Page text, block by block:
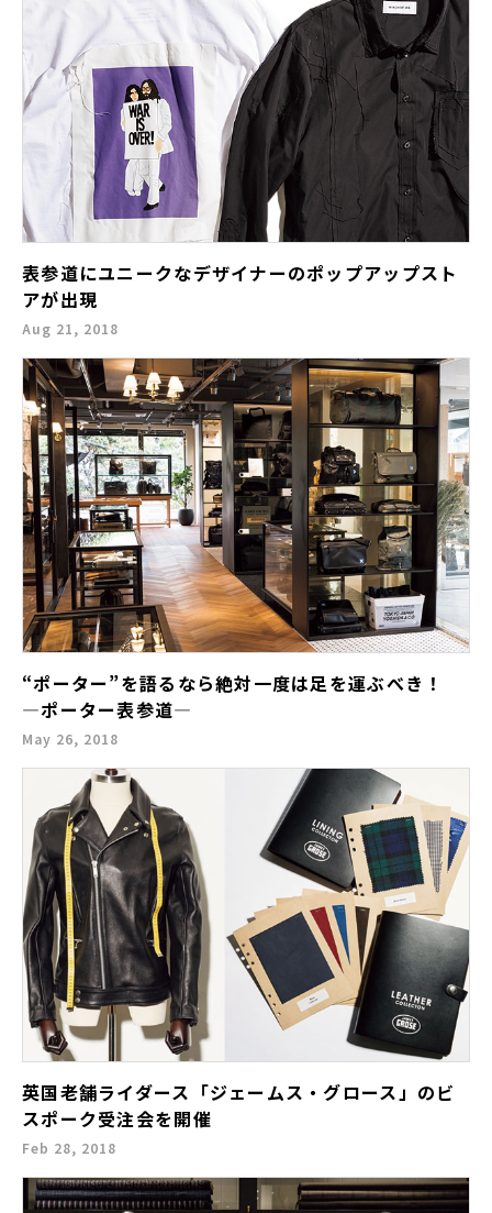
表参道にユニークなデザイナーのポップアップスト
アが出現
Aug 21, 2018
“ポーター”を語るなら絶対一度は足を運ぶべき！
—ポーター表参道—
May 26, 2018
英国老舗ライダース「ジェームス・グロース」のビ
スポーク受注会を開催
Feb 28, 2018